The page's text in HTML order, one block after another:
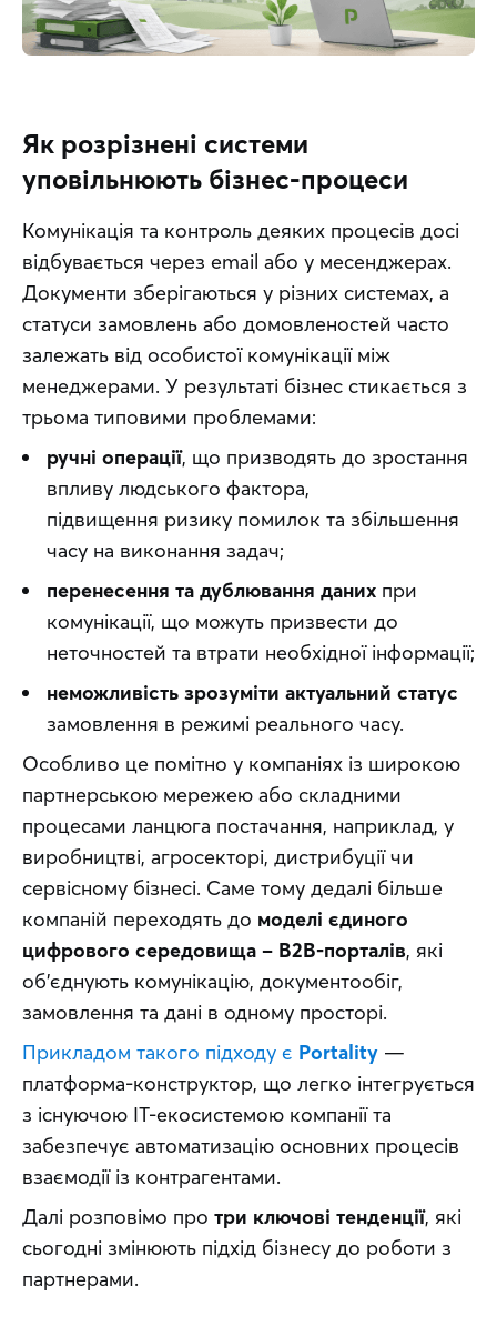
Як розрізнені системи
уповільнюють бізнес-процеси
Комунікація та контроль деяких процесів досі
відбувається через email або у месенджерах.
Документи зберігаються у різних системах, а
статуси замовлень або домовленостей часто
залежать від особистої комунікації між
менеджерами. У результаті бізнес стикається з
трьома типовими проблемами:
ручні операції, що призводять до зростання
впливу людського фактора,
підвищення ризику помилок та збільшення
часу на виконання задач;
перенесення та дублювання даних при
комунікації, що можуть призвести до
неточностей та втрати необхідної інформації;
неможливість зрозуміти актуальний статус
замовлення в режимі реального часу.
Особливо це помітно у компаніях із широкою
партнерською мережею або складними
процесами ланцюга постачання, наприклад, у
виробництві, агросекторі, дистрибуції чи
сервісному бізнесі. Саме тому дедалі більше
компаній переходять до моделі єдиного
цифрового середовища – B2B-порталів, які
об’єднують комунікацію, документообіг,
замовлення та дані в одному просторі.
Прикладом такого підходу є Portality —
платформа-конструктор, що легко інтегрується
з існуючою ІТ-екосистемою компанії та
забезпечує автоматизацію основних процесів
взаємодії із контрагентами.
Далі розповімо про три ключові тенденції, які
сьогодні змінюють підхід бізнесу до роботи з
партнерами.